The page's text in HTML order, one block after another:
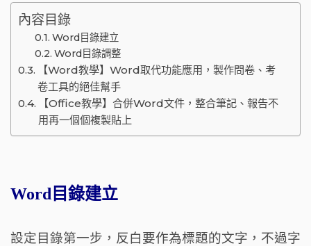
內容目錄
Word目錄建立
Word目錄調整
【Word教學】Word取代功能應用，製作問卷、考
卷工具的絕佳幫手
【Office教學】合併Word文件，整合筆記、報告不
用再一個個複製貼上
Word目錄建立
設定目錄第一步，反白要作為標題的文字，不過字